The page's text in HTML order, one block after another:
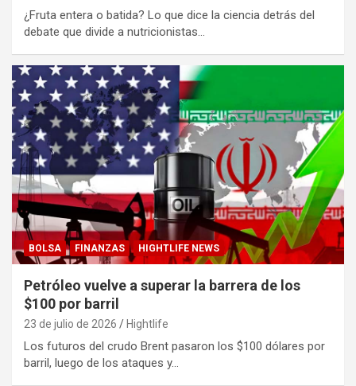
¿Fruta entera o batida? Lo que dice la ciencia detrás del
debate que divide a nutricionistas…
BOLSA FINANZAS HIGHTLIFE NEWS
Petróleo vuelve a superar la barrera de los
$100 por barril
23 de julio de 2026 Hightlife
Los futuros del crudo Brent pasaron los $100 dólares por
barril, luego de los ataques y…